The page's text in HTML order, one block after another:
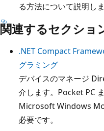
る方法について説明しま
関連するセクショ
.NET Compact
グラミング
デバイスのマネージ
介します。Pocket PC
Microsoft Windows
必要です。